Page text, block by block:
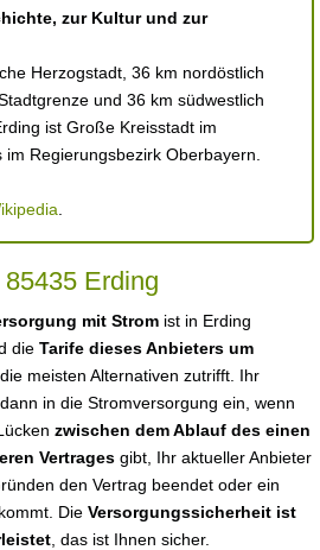
zur Kultur und zur
Herzogstadt, 36 km nordöstlich
und 36 km südwestlich
ist Große Kreisstadt im
Regierungsbezirk Oberbayern.
Erding
mit Strom ist in Erding
die Tarife dieses Anbieters um
meisten Alternativen zutrifft. Ihr
in die Stromversorgung ein, wenn
zwischen dem Ablauf des einen
Vertrages gibt, Ihr aktueller Anbieter
den Vertrag beendet oder ein
Die Versorgungssicherheit ist
, das ist Ihnen sicher.